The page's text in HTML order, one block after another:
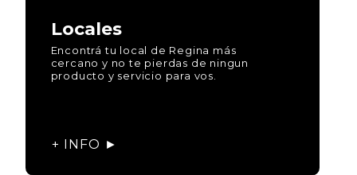
Locales
Encontrá tu local de Regina más
cercano y no te pierdas de ningun
producto y servicio para vos.
+ INFO ►